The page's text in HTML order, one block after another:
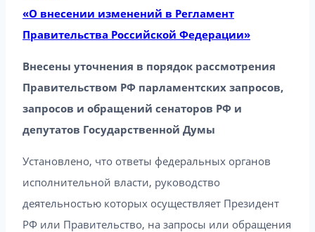
«О внесении изменений в Регламент
Правительства Российской Федерации»
Внесены уточнения в порядок рассмотрения
Правительством РФ парламентских запросов,
запросов и обращений сенаторов РФ и
депутатов Государственной Думы
Установлено, что ответы федеральных органов
исполнительной власти, руководство
деятельностью которых осуществляет Президент
РФ или Правительство, на запросы или обращения